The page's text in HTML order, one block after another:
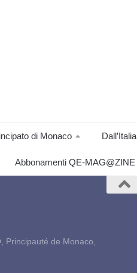
di Monaco Dall’Italia
Abbonamenti QE-MAG@ZINE
Principauté de Monaco,